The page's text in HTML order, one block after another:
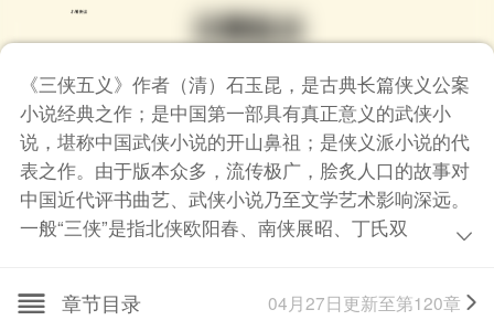
《三侠五义》作者（清）石玉昆，是古典长篇侠义公案
小说经典之作；是中国第一部具有真正意义的武侠小
说，堪称中国武侠小说的开山鼻祖；是侠义派小说的代
表之作。由于版本众多，流传极广，脍炙人口的故事对
中国近代评书曲艺、武侠小说乃至文学艺术影响深远。
一般“三侠”是指北侠欧阳春、南侠展昭、丁氏双侠丁兆
堂，这五鼠弟兄。
章节目录 04月27日更新至第120章